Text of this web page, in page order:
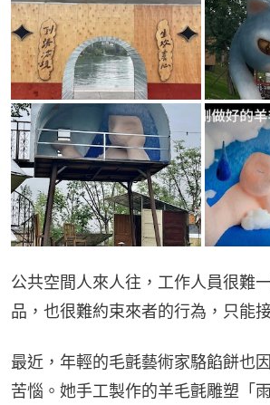
公共空間人來人往，工作人員很難
品，也很難約束來者的行為，只能
最近，年輕的毛氈藝術家駱餡餅也
苦惱。她手工製作的羊毛氈雕塑「